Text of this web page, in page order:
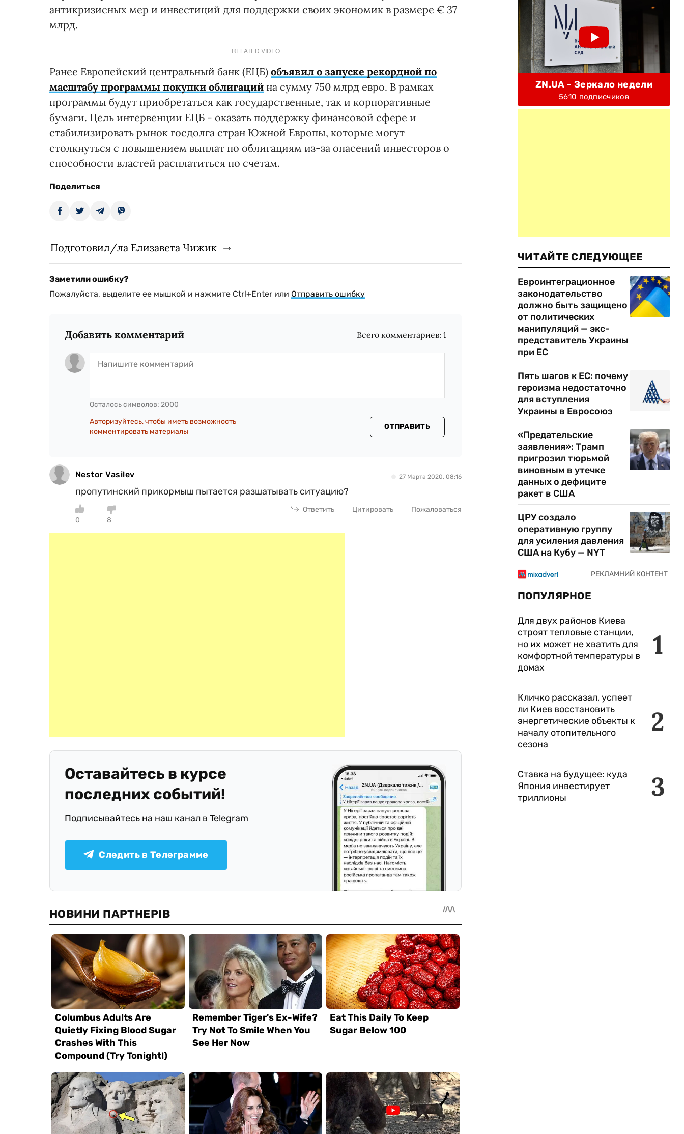
антикризисных мер и инвестиций для поддержки своих экономик в размере € 37
млрд.
RELATED VIDEO
Ранее Европейский центральный банк (ЕЦБ) объявил о запуске рекордной по
масштабу программы покупки облигаций на сумму 750 млрд евро. В рамках
программы будут приобретаться как государственные, так и корпоративные
бумаги. Цель интервенции ЕЦБ - оказать поддержку финансовой сфере и
стабилизировать рынок госдолга стран Южной Европы, которые могут
столкнуться с повышением выплат по облигациям из-за опасений инвесторов о
способности властей расплатиться по счетам.
Поделиться
Подготовил/ла Елизавета Чижик
Заметили ошибку?
Пожалуйста, выделите ее мышкой и нажмите Ctrl+Enter или Отправить ошибку
Добавить комментарий Всего комментариев:1
Осталось символов: 2000
Авторизуйтесь, чтобы иметь возможность
комментировать материалы
ОТПРАВИТЬ
Nestor Vasilev 27 Марта 2020, 08:16
пропутинский прикормыш пытается разшатывать ситуацию?
0 8
Ответить Цитировать Пожаловаться
Оставайтесь в курсе
последних событий!
Подписывайтесь на наш канал в Telegram
Следить в Телеграмме
ZN.UA - Зеркало недели
5610 подписчиков
ЧИТАЙТЕ СЛЕДУЮЩЕЕ
Евроинтеграционное
законодательство
должно быть защищено
от политических
манипуляций — экс-
представитель Украины
при ЕС
Пять шагов к ЕС: почему
героизма недостаточно
для вступления
Украины в Евросоюз
«Предательские
заявления»: Трамп
пригрозил тюрьмой
виновным в утечке
данных о дефиците
ракет в США
ЦРУ создало
оперативную группу
для усиления давления
США на Кубу — NYT
ПОПУЛЯРНОЕ
1
Для двух районов Киева
строят тепловые станции,
но их может не хватить для
комфортной температуры в
домах
2
Кличко рассказал, успеет
ли Киев восстановить
энергетические объекты к
началу отопительного
сезона
3
Ставка на будущее: куда
Япония инвестирует
триллионы